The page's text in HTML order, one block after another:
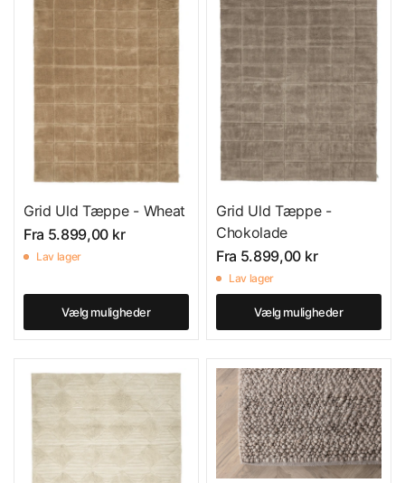
Grid Uld Tæppe - Wheat
Fra 5.899,00 kr
Lav lager
Vælg muligheder
Grid Uld Tæppe -
Chokolade
Fra 5.899,00 kr
Lav lager
Vælg muligheder